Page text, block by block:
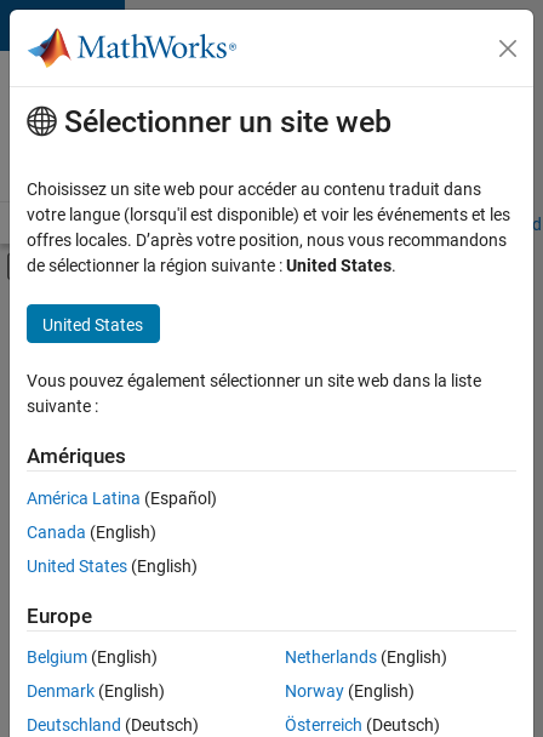
Passer au contenu
Votre
carrière
chez
Accueil Explorer nos opportunités Adresses de nos bureaux
Activer/désactiver l'affichage du menu
Contenu principal
FILTRER PAR
Ventes commerciales
Ventes pour l'éducation
Ventes internes
Actuellement,
aucune
offre
d'emploi
correspondant
à vos
critères
de
recherche.
Sélectionner un site web
Choisissez un site web pour accéder au contenu traduit dans
votre langue (lorsqu'il est disponible) et voir les événements et les
offres locales. D’après votre position, nous vous recommandons
de sélectionner la région suivante :United States.
United States
Vous pouvez également sélectionner un site web dans la liste
suivante :
Amériques
América Latina (Español)
Canada (English)
United States (English)
Europe
Belgium (English)
Denmark (English)
Deutschland (Deutsch)
Netherlands(English)
Norway(English)
Österreich (Deutsch)